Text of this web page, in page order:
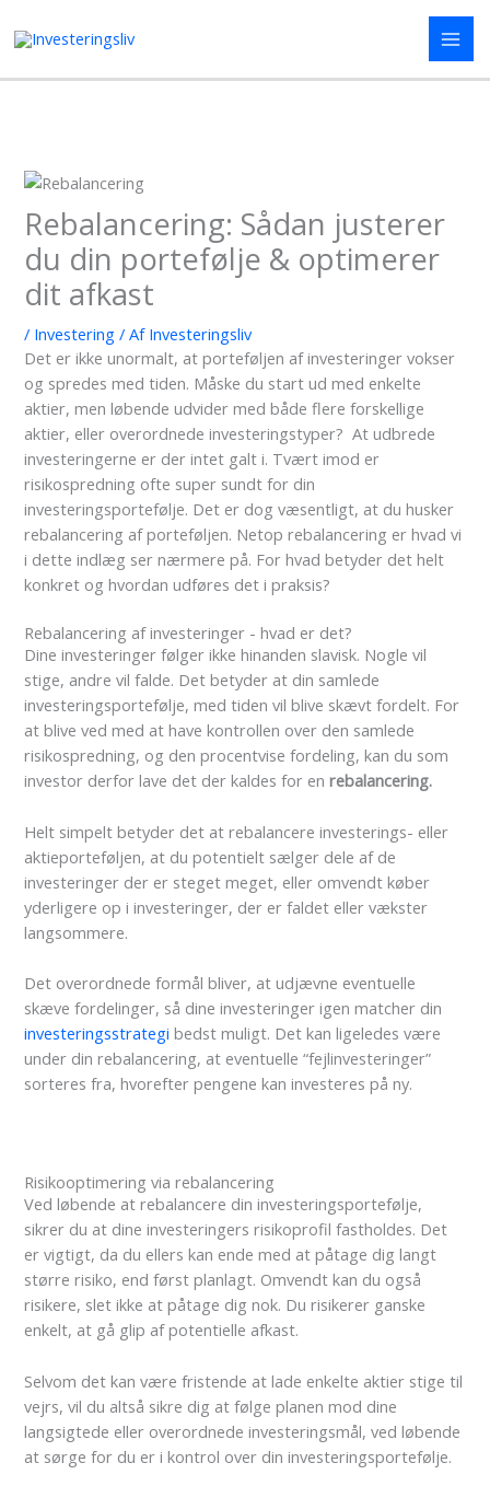
Rebalancering: Sådan justerer
du din portefølje & optimerer
dit afkast
/ Investering / Af Investeringsliv
Det er ikke unormalt, at porteføljen af investeringer vokser
og spredes med tiden. Måske du start ud med enkelte
aktier, men løbende udvider med både flere forskellige
aktier, eller overordnede investeringstyper? At udbrede
investeringerne er der intet galt i. Tvært imod er
risikospredning ofte super sundt for din
investeringsportefølje. Det er dog væsentligt, at du husker
rebalancering af porteføljen. Netop rebalancering er hvad vi
i dette indlæg ser nærmere på. For hvad betyder det helt
konkret og hvordan udføres det i praksis?
Rebalancering af investeringer - hvad er det?
Dine investeringer følger ikke hinanden slavisk. Nogle vil
stige, andre vil falde. Det betyder at din samlede
investeringsportefølje, med tiden vil blive skævt fordelt. For
at blive ved med at have kontrollen over den samlede
risikospredning, og den procentvise fordeling, kan du som
investor derfor lave det der kaldes for enrebalancering.
Helt simpelt betyder det at rebalancere investerings- eller
aktieporteføljen, at du potentielt sælger dele af de
investeringer der er steget meget, eller omvendt køber
yderligere op i investeringer, der er faldet eller vækster
langsommere.
Det overordnede formål bliver, at udjævne eventuelle
skæve fordelinger, så dine investeringer igen matcher din
investeringsstrategi bedst muligt. Det kan ligeledes være
under din rebalancering, at eventuelle “fejlinvesteringer”
sorteres fra, hvorefter pengene kan investeres på ny.
Risikooptimering via rebalancering
Ved løbende at rebalancere din investeringsportefølje,
sikrer du at dine investeringers risikoprofil fastholdes. Det
er vigtigt, da du ellers kan ende med at påtage dig langt
større risiko, end først planlagt. Omvendt kan du også
risikere, slet ikke at påtage dig nok. Du risikerer ganske
enkelt, at gå glip af potentielle afkast.
Selvom det kan være fristende at lade enkelte aktier stige til
vejrs, vil du altså sikre dig at følge planen mod dine
langsigtede eller overordnede investeringsmål, ved løbende
at sørge for du er i kontrol over din investeringsportefølje.